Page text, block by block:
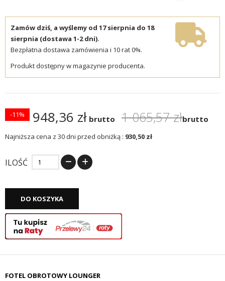
Zamów dziś, a wyślemy od 17 sierpnia do 18
sierpnia (dostawa 1-2 dni).
Bezpłatna dostawa zamówienia i 10 rat 0%.
Produkt dostępny w magazynie producenta.
948,36 zł brutto 1 065,57 złbrutto
-11%
Najniższa cena z 30 dni przed obniżką : 930,50 zł
ILOŚĆ
DO KOSZYKA
FOTEL OBROTOWY LOUNGER